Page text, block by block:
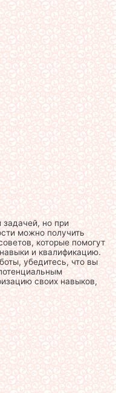
но при
можно получить
которые помогут
и квалификацию.
убедитесь, что вы
своих навыков,